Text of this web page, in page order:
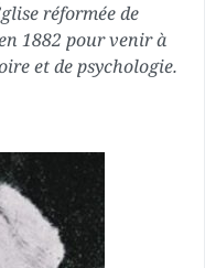
réformée de
1882 pour venir à
et de psychologie.